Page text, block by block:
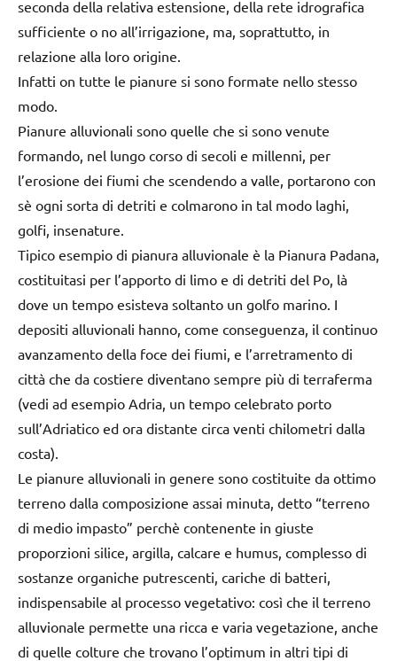
seconda della relativa estensione, della rete idrografica
sufficiente o no all’irrigazione, ma, soprattutto, in
relazione alla loro origine.
Infatti on tutte le pianure si sono formate nello stesso
modo.
Pianure alluvionali sono quelle che si sono venute
formando, nel lungo corso di secoli e millenni, per
l’erosione dei fiumi che scendendo a valle, portarono con
sè ogni sorta di detriti e colmarono in tal modo laghi,
golfi, insenature.
Tipico esempio di pianura alluvionale è la Pianura Padana,
costituitasi per l’apporto di limo e di detriti del Po, là
dove un tempo esisteva soltanto un golfo marino. I
depositi alluvionali hanno, come conseguenza, il continuo
avanzamento della foce dei fiumi, e l’arretramento di
città che da costiere diventano sempre più di terraferma
(vedi ad esempio Adria, un tempo celebrato porto
sull’Adriatico ed ora distante circa venti chilometri dalla
costa).
Le pianure alluvionali in genere sono costituite da ottimo
terreno dalla composizione assai minuta, detto “terreno
di medio impasto” perchè contenente in giuste
proporzioni silice, argilla, calcare e humus, complesso di
sostanze organiche putrescenti, cariche di batteri,
indispensabile al processo vegetativo: così che il terreno
alluvionale permette una ricca e varia vegetazione, anche
di quelle colture che trovano l’optimum in altri tipi di